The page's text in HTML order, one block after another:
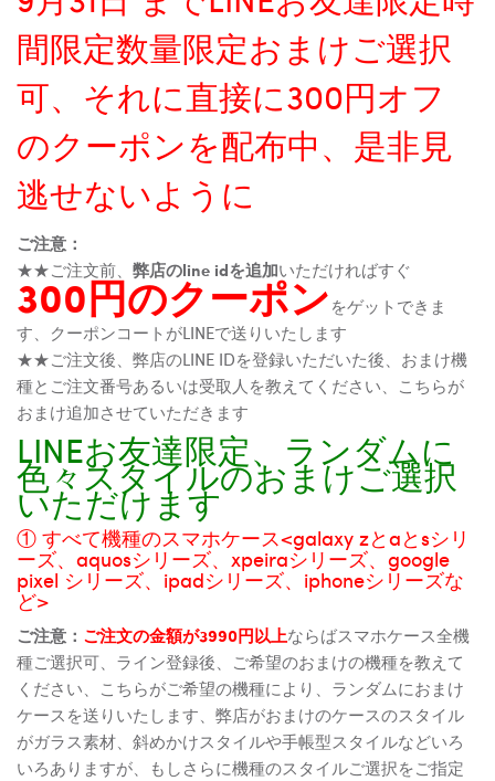
間限定数量限定おまけご選択
可、それに直接に300円オフ
のクーポンを配布中、是非見
逃せないように
ご注意：
★★ご注文前、 弊店のline idを追加いただければすぐ
300円のクーポンをゲットできま
す、クーポンコートがLINEで送りいたします
★★ご注文後、弊店のLINE IDを登録いただいた後、おまけ機
種とご注文番号あるいは受取人を教えてください、こちらが
おまけ追加させていただきます
LINEお友達限定、ランダムに
色々スタイルのおまけご選択
いただけます
① すべて機種のスマホケース<galaxy zとaとsシリ
ーズ、aquosシリーズ、xpeiraシリーズ、google
pixel シリーズ、ipadシリーズ、iphoneシリーズな
ど>
ご注意： ご注文の金額が3990円以上ならばスマホケース全機
種ご選択可、ライン登録後、ご希望のおまけの機種を教えて
ください、こちらがご希望の機種により、ランダムにおまけ
ケースを送りいたします、弊店がおまけのケースのスタイル
がガラス素材、斜めかけスタイルや手帳型スタイルなどいろ
いろありますが、もしさらに機種のスタイルご選択をご指定